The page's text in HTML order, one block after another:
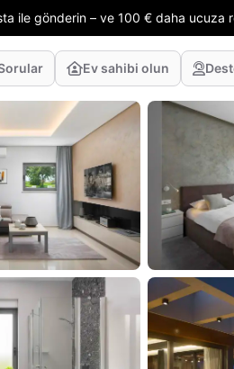
ile gönderin – ve 100 € daha ucuza
Ev sahibi olun